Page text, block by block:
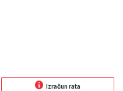
Izračun rata